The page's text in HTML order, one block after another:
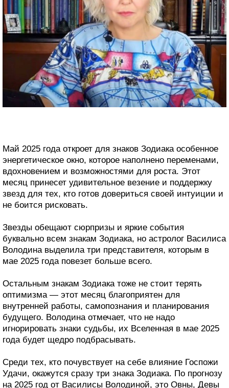
Май 2025 года откроет для знаков Зодиака особенное
энергетическое окно, которое наполнено переменами,
вдохновением и возможностями для роста. Этот
месяц принесет удивительное везение и поддержку
звезд для тех, кто готов довериться своей интуиции и
не боится рисковать.
Звезды обещают сюрпризы и яркие события
буквально всем знакам Зодиака, но астролог Василиса
Володина выделила три представителя, которым в
мае 2025 года повезет больше всего.
Остальным знакам Зодиака тоже не стоит терять
оптимизма — этот месяц благоприятен для
внутренней работы, самопознания и планирования
будущего. Володина отмечает, что не надо
игнорировать знаки судьбы, их Вселенная в мае 2025
года будет щедро подбрасывать.
Среди тех, кто почувствует на себе влияние Госпожи
Удачи, окажутся сразу три знака Зодиака. По прогнозу
на 2025 год от Василисы Володиной, это Овны, Девы